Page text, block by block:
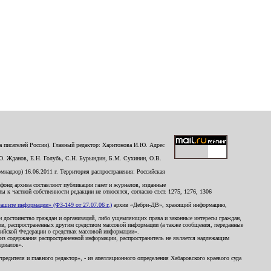
России). Главный редактор: Харитонова И.Ю. Адрес
Жданов, Е.Н. Голубь, С.Н. Бурындин, Б.М. Сухинин, О.В.
16.06.2011 г. Территория распространения: Российская
архива составляют публикации газет и журналов, изданные
собственности редакции не относятся, согласно ст.ст. 1275, 1276, 1306
информации» (ФЗ-149 от 27.07.06 г.) архив «Дебри-ДВ», хранящий информацию,
граждан и организаций, либо ущемляющих права и законные интересы граждан,
другим средством массовой информации (а также сообщения, переданные
Федерации о средствах массовой информации».
распространенной информации, распространитель не является надлежащим
и главного редактор», - из апелляционного определения Хабаровского краевого суда